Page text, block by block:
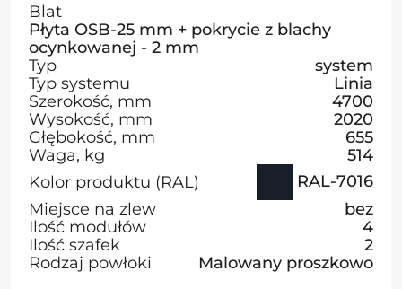
Blat
Płyta OSB-25 mm + pokrycie z blachy
ocynkowanej - 2 mm
Typ
system
Typ systemu
Linia
Szerokość, mm
4700
Wysokość, mm
2020
Głębokość, mm
655
Waga, kg
514
Kolor produktu (RAL)
RAL-7016
Miejsce na zlew
bez
Ilość modułów
4
Ilość szafek
2
Rodzaj powłoki
Malowany proszkowo